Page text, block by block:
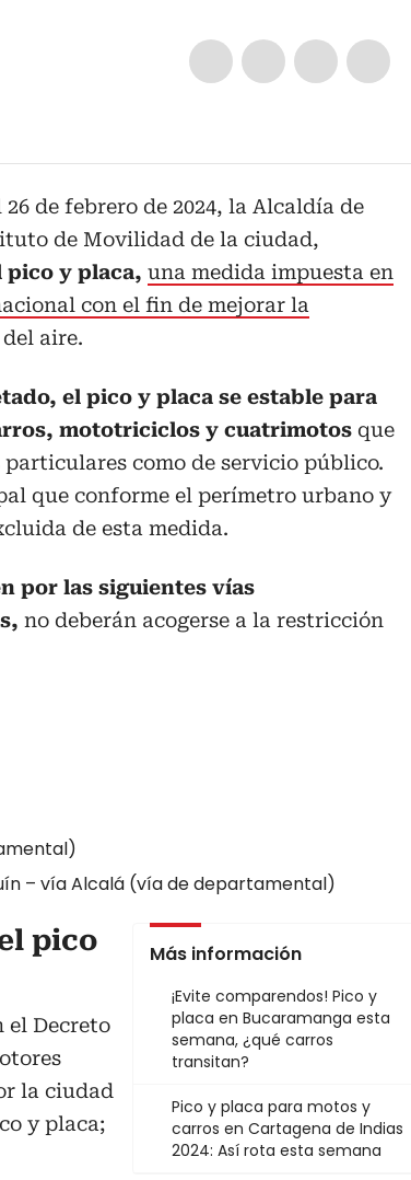
de febrero de 2024, la Alcaldía de
de Movilidad de la ciudad,
y placa, una medida impuesta en
con el fin de mejorar la
aire.
el pico y placa se estable para
mototriciclos y cuatrimotos que
como de servicio público.
que conforme el perímetro urbano y
de esta medida.
por las siguientes vías
no deberán acogerse a la restricción
– vía Alcalá (vía de departamental)
Más información
¡Evite comparendos! Pico y
placa en Bucaramanga esta
semana, ¿qué carros
transitan?
Pico y placa para motos y
carros en Cartagena de Indias
2024: Así rota esta semana
pico
el Decreto
la ciudad
y placa;